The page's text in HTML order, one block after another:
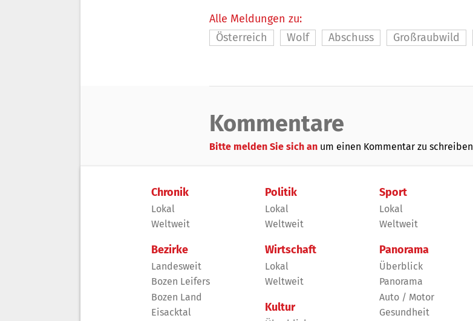
Alle Meldungen zu:
Österreich
Wolf Abschuss Großraubwild
Kommentare
Bitte melden Sie sich an um einen Kommentar zu schreiben
Chronik
Lokal
Weltweit
Bezirke
Landesweit
Bozen Leifers
Bozen Land
Eisacktal
Politik
Lokal
Weltweit
Wirtschaft
Lokal
Weltweit
Kultur
Sport
Lokal
Weltweit
Panorama
Überblick
Panorama
Auto / Motor
Gesundheit